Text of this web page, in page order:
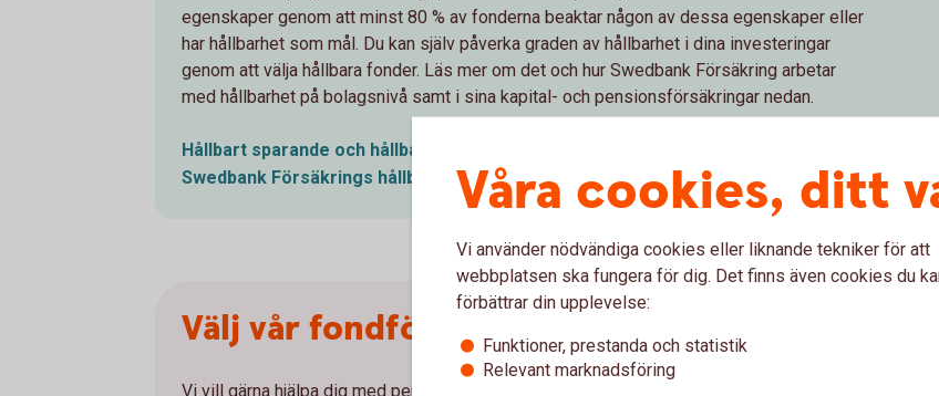
egenskaper genom att minst 80 % av fonderna beaktar någon av dessa egenskaper eller
har hållbarhet som mål. Du kan själv påverka graden av hållbarhet i dina investeringar
genom att välja hållbara fonder. Läs mer om det och hur Swedbank Försäkring arbetar
med hållbarhet på bolagsnivå samt i sina kapital- och pensionsförsäkringar nedan.
Hållbart sparande och hållbara
Swedbank Försäkrings hållbarhetsarbete
Välj vår fondförsäkring
Vi vill gärna hjälpa dig med pensionsvalet. Om du inte gör ett val för
Våra cookies, ditt
Vi använder nödvändiga cookies eller liknande tekniker för att
webbplatsen ska fungera för dig. Det finns även cookies du
förbättrar din upplevelse:
Funktioner, prestanda och statistik
Relevant marknadsföring